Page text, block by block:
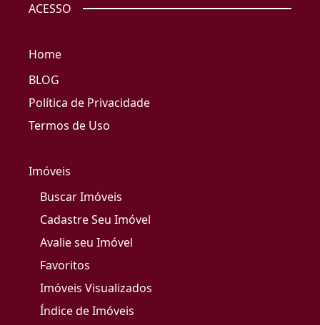
ACESSO
Home
BLOG
Política de Privacidade
Termos de Uso
Imóveis
Buscar Imóveis
Cadastre Seu Imóvel
Avalie seu Imóvel
Favoritos
Imóveis Visualizados
Índice de Imóveis